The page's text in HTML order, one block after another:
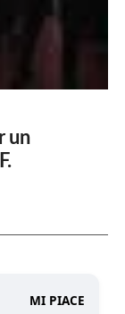
un
MI PIACE